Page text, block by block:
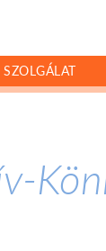
SZOLGÁLAT